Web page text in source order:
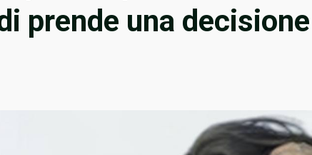
prende una decisione